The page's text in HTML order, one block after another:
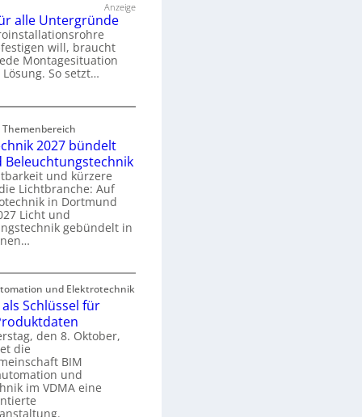
Anzeige
alle Untergründe
will, braucht
Montagesituation
So setzt…
Themenbereich
2027 bündelt
Beleuchtungstechnik
und kürzere
Lichtbranche: Auf
in Dortmund
Licht und
gebündelt in
und Elektrotechnik
als Schlüssel für
den 8. Oktober,
die
BIM
und
im VDMA eine